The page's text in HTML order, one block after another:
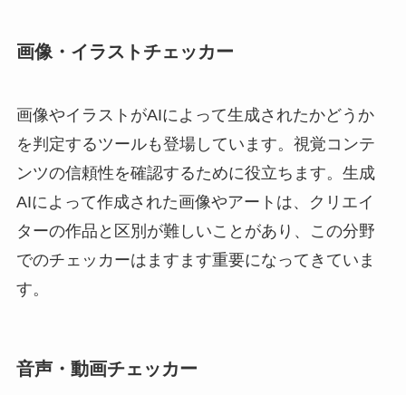
画像・イラストチェッカー
画像やイラストがAIによって生成されたかどうか
を判定するツールも登場しています。視覚コンテ
ンツの信頼性を確認するために役立ちます。生成
AIによって作成された画像やアートは、クリエイ
ターの作品と区別が難しいことがあり、この分野
でのチェッカーはますます重要になってきていま
す。
音声・動画チェッカー